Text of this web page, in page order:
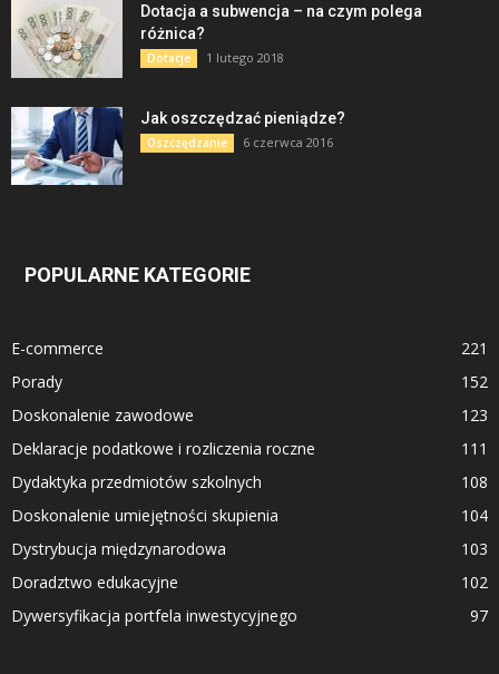
Dotacja a subwencja – na czym polega
różnica?
Dotacje 1 lutego 2018
Jak oszczędzać pieniądze?
Oszczędzanie 6 czerwca 2016
POPULARNE KATEGORIE
E-commerce
221
Porady
152
Doskonalenie zawodowe
123
Deklaracje podatkowe i rozliczenia roczne
111
Dydaktyka przedmiotów szkolnych
108
Doskonalenie umiejętności skupienia
104
Dystrybucja międzynarodowa
103
Doradztwo edukacyjne
102
Dywersyfikacja portfela inwestycyjnego
97